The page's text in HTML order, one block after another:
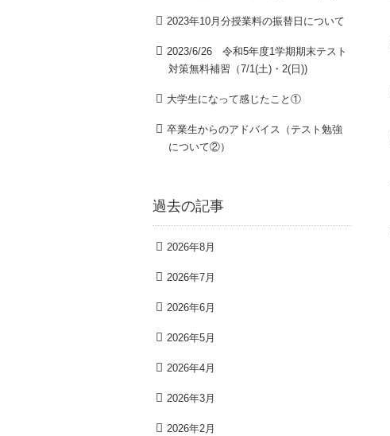
2023年10月分授業料の振替日について
2023/6/26 令和5年度1学期期末テスト
対策無料補習（7/1(土)・2(日))
大学生になって感じたこと①
卒業生からのアドバイス（テスト勉強
について②）
過去の記事
2026年8月
2026年7月
2026年6月
2026年5月
2026年4月
2026年3月
2026年2月